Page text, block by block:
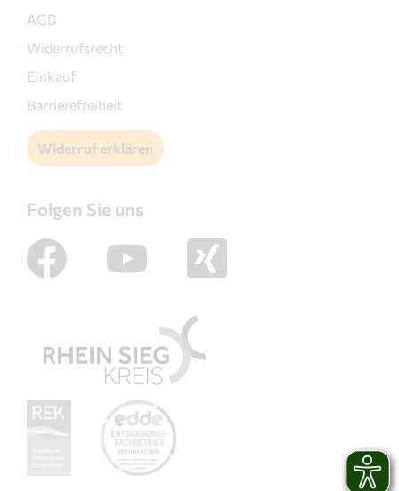
AGB
Widerrufsrecht
Einkauf
Barrierefreiheit
Widerruf erklären
Folgen Sie uns